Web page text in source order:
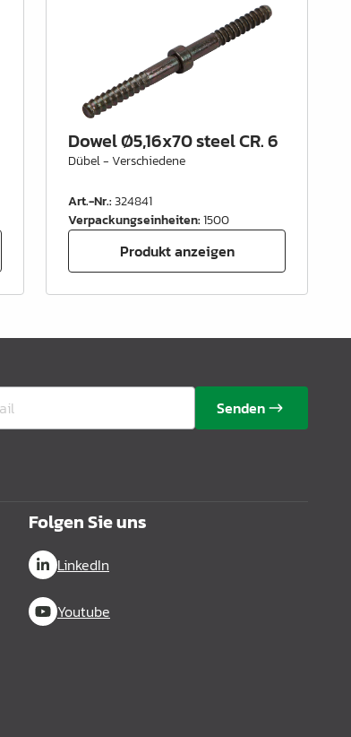
Dowel Ø5,16x70 steel CR. 6
Dübel - Verschiedene
Art.-Nr.:324841
Verpackungseinheiten:1500
Produkt anzeigen
Senden
Folgen Sie uns
LinkedIn
Youtube